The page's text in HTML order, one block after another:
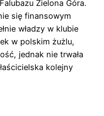
Zielona Góra.
się finansowym
władzy w klubie
w polskim żużlu,
jednak nie trwała
kolejny